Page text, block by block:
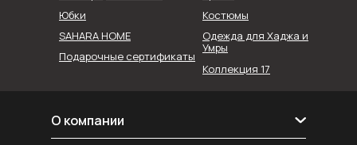
Коллекция 17
Юбки
SAHARA HOME
Костюмы
Подарочные сертификаты
Одежда для Хаджа и
Умры
О компании